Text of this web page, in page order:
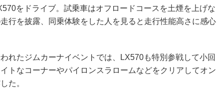
をドライブ。試乗車はオフロードコースを土煙を上げな
行を披露、同乗体験をした人を見ると走行性能高さに感心
れたジムカーナイベントでは、LX570も特別参戦して小回
トなコーナーやパイロンスラロームなどをクリアしてオン
た。